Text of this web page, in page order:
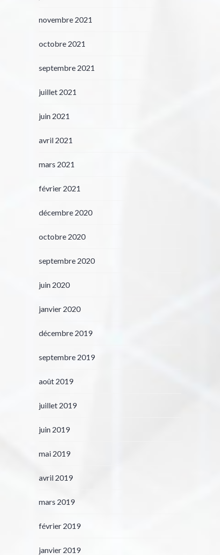
novembre 2021
octobre 2021
septembre 2021
juillet 2021
juin 2021
avril 2021
mars 2021
février 2021
décembre 2020
octobre 2020
septembre 2020
juin 2020
janvier 2020
décembre 2019
septembre 2019
août 2019
juillet 2019
juin 2019
mai 2019
avril 2019
mars 2019
février 2019
janvier 2019